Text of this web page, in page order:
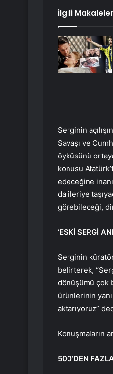
İlgili Makaleler
Serginin
Savaşı ve
öyküsünü
konusu
edeceğine
da ileriye
görebileceği,
‘ESKİ SERGİ
Serginin
belirterek,
dönüşümü çok
ürünlerinin yanı
aktarıyoruz”
Konuşmaların
500’DEN